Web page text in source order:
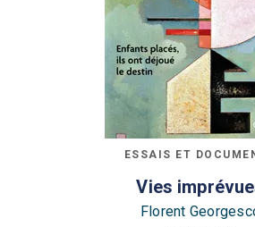
ESSAIS ET
Vies
Florent